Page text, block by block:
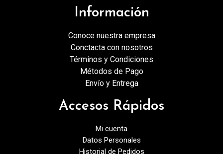
Información
Conoce nuestra empresa
Conctacta con nosotros
Términos y Condiciones
Métodos de Pago
Envío y Entrega
Accesos Rápidos
Mi cuenta
Datos Personales
Historial de Pedidos